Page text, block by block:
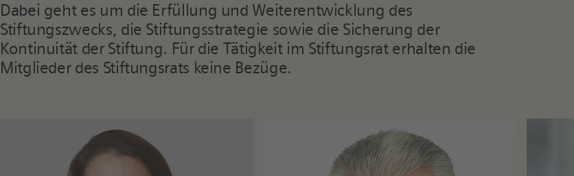
Dabei geht es um die Erfüllung und Weiterentwicklung des
Stiftungszwecks, die Stiftungsstrategie sowie die Sicherung der
Kontinuität der Stiftung. Für die Tätigkeit im Stiftungsrat erhalten die
Mitglieder des Stiftungsrats keine Bezüge.